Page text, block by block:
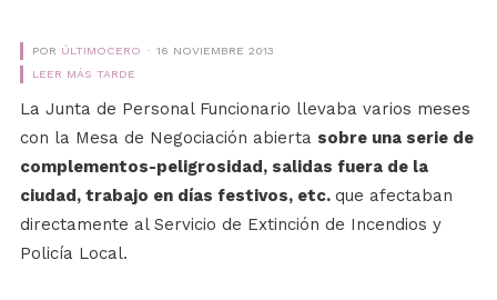
POR ÚLTIMOCERO
16 NOVIEMBRE 2013
LEER MÁS TARDE
La Junta de Personal Funcionario llevaba varios meses
con la Mesa de Negociación abierta sobre una serie de
complementos-peligrosidad, salidas fuera de la
ciudad, trabajo en días festivos, etc. que afectaban
directamente al Servicio de Extinción de Incendios y
Policía Local.